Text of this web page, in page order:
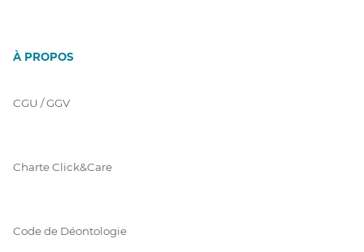
À PROPOS
CGU / GGV
Charte Click&Care
Code de Déontologie